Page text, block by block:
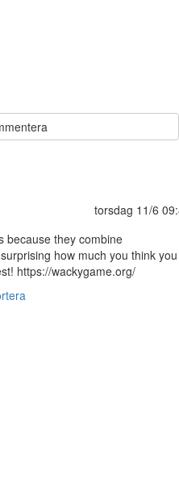
torsdag 11/6
because they combine
how much you think you
https://wackygame.org/